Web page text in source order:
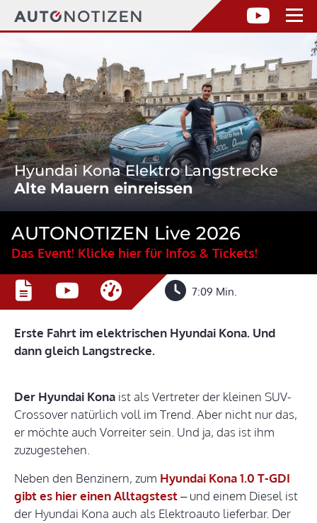
Hyundai Kona Elektro Langstrecke
Alte Mauern einreissen
AUTONOTIZEN Live 2026
Das Event! Klicke hier für Infos & Tickets!
7:09 Min.
Erste Fahrt im elektrischen Hyundai Kona. Und
dann gleich Langstrecke.
Der Hyundai Kona ist als Vertreter der kleinen SUV-
Crossover natürlich voll im Trend. Aber nicht nur das,
er möchte auch Vorreiter sein. Und ja, das ist ihm
zuzugestehen.
Neben den Benzinern, zum Hyundai Kona 1.0 T-GDI
gibt es hier einen Alltagstest– und einem Diesel ist
der Hyundai Kona auch als Elektroauto lieferbar. Der